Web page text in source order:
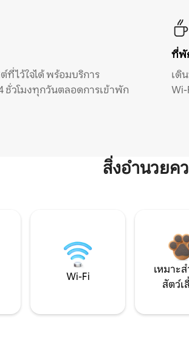
ที่ไว้ใจได้ พร้อมบริการ
ชั่วโมงทุกวันตลอดการเข้าพัก
ที่พั
เดิ
สิ่งอำนวยค
Wi-Fi
เหมาะ
สัตว์เ